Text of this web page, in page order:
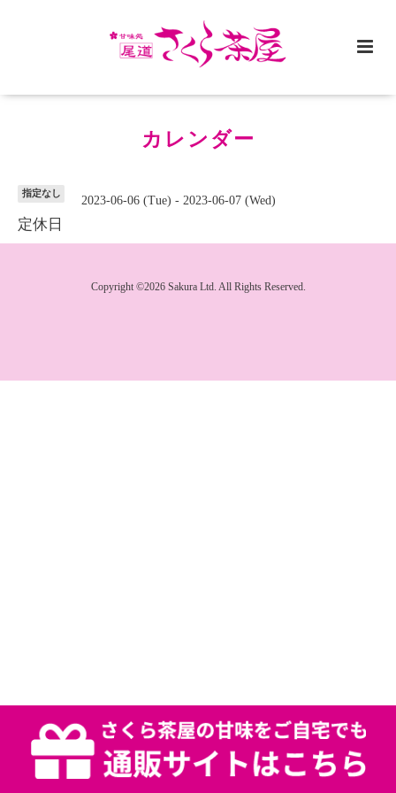
カレンダー
指定なし
2023-06-06 (Tue) - 2023-06-07 (Wed)
定休日
Copyright ©2026 Sakura Ltd. All Rights Reserved.